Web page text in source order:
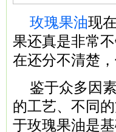
玫瑰果油现
果还真是非常
在还分不清楚
鉴于众多因
的工艺、不同
于玫瑰果油是